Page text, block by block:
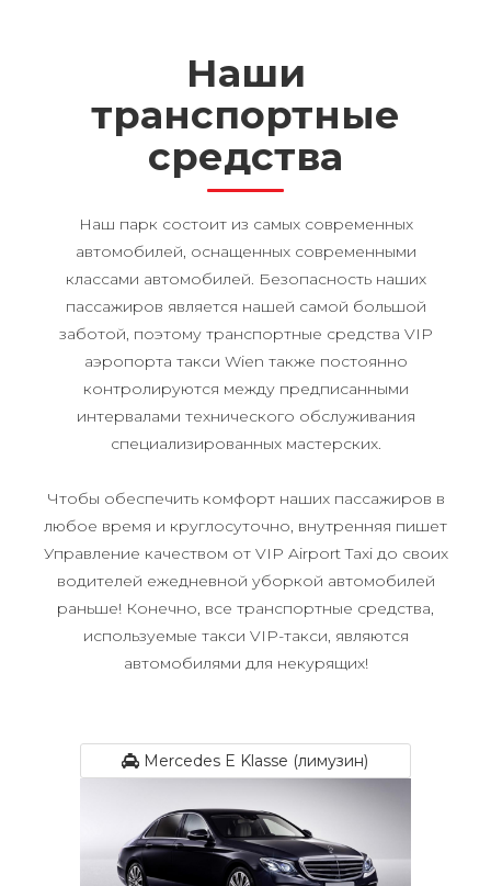
English
Русский
Наши
транспортные
средства
Наш парк состоит из самых современных
автомобилей, оснащенных современными
классами автомобилей. Безопасность наших
пассажиров является нашей самой большой
заботой, поэтому транспортные средства VIP
аэропорта такси Wien также постоянно
контролируются между предписанными
интервалами технического обслуживания
специализированных мастерских.
Чтобы обеспечить комфорт наших пассажиров в
любое время и круглосуточно, внутренняя пишет
Управление качеством от VIP Airport Taxi до своих
водителей ежедневной уборкой автомобилей
раньше! Конечно, все транспортные средства,
используемые такси VIP-такси, являются
автомобилями для некурящих!
Mercedes E Klasse (лимузин)